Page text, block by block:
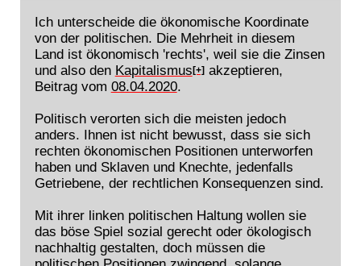
Ich unterscheide die ökonomische Koordinate
von der politischen. Die Mehrheit in diesem
Land ist ökonomisch 'rechts', weil sie die Zinsen
und also den Kapitalismus[+]akzeptieren,
Beitrag vom 08.04.2020.
Politisch verorten sich die meisten jedoch
anders. Ihnen ist nicht bewusst, dass sie sich
rechten ökonomischen Positionen unterworfen
haben und Sklaven und Knechte, jedenfalls
Getriebene, der rechtlichen Konsequenzen sind.
Mit ihrer linken politischen Haltung wollen sie
das böse Spiel sozial gerecht oder ökologisch
nachhaltig gestalten, doch müssen die